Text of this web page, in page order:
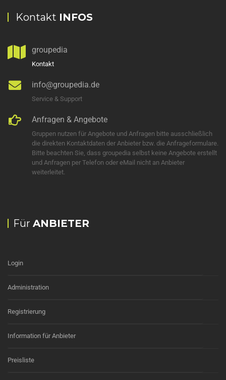
Kontakt INFOS
groupedia
Kontakt
info@groupedia.de
Service & Support
Anfragen & Angebote
Gruppen nutzen für Angebote und Anfragen bitte ausschließlich
die direkten Kontaktdaten der Anbieter bzw. die Anfrageformulare.
Bitte beachten Sie, dass groupedia selbst keine Angebote erstellt
und Anfragen per Telefon oder eMail nicht an Anbieter
weiterleitet.
Für ANBIETER
Login
Administration
Registrierung
Information für Anbieter
Preisliste